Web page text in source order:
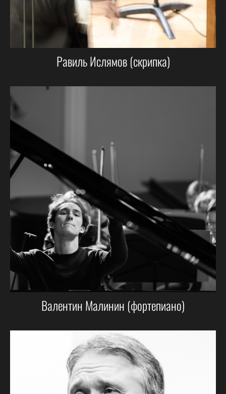
Равиль Ислямов (скрипка)
Валентин Малинин (фортепиано)